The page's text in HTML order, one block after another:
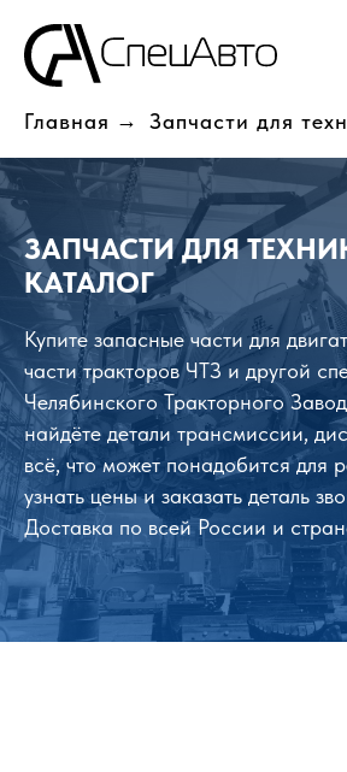
Главная → Запчасти для
ЗАПЧАСТИ ДЛЯ
КАТАЛОГ
Купите запасные части для
части тракторов ЧТЗ и другой
Челябинского Тракторного
найдёте детали трансмиссии,
всё, что может понадобится для
узнать цены и заказать деталь
Доставка по всей России и